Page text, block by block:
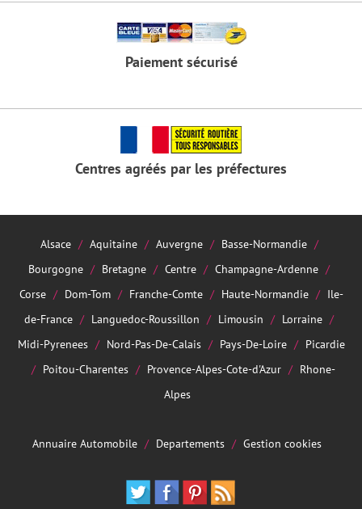
Paiement sécurisé
Centres agréés par les préfectures
Alsace Aquitaine Auvergne
Basse-Normandie
Bourgogne
Bretagne Centre
Champagne-Ardenne
Corse
Dom-Tom Franche-Comte Haute-Normandie
Ile-
de-France
Languedoc-Roussillon Limousin
Lorraine
Midi-Pyrenees
Nord-Pas-De-Calais Pays-De-Loire
Picardie
Poitou-Charentes
Provence-Alpes-Cote-d'Azur
Rhone-
Alpes
Annuaire Automobile Departements Gestion cookies